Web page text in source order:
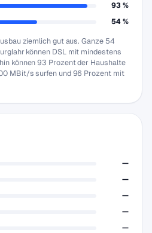
93 %
54 %
ziemlich gut aus. Ganze 54
können DSL mit mindestens
können 93 Prozent der Haushalte
MBit/s surfen und 96 Prozent mit
—
—
—
—
—